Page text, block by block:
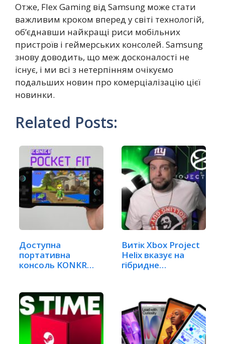
Отже, Flex Gaming від Samsung може стати
важливим кроком вперед у світі технологій,
об’єднавши найкращі риси мобільних
пристроїв і геймерських консолей. Samsung
знову доводить, що меж досконалості не
існує, і ми всі з нетерпінням очікуємо
подальших новин про комерціалізацію цієї
новинки.
Related Posts:
Доступна
портативна
консоль KONKR
Витік Xbox Project
Helix вказує на
гібридне…